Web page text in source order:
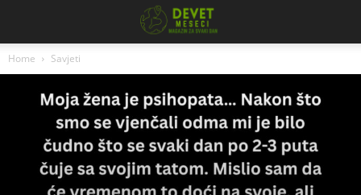
Home Savjeti